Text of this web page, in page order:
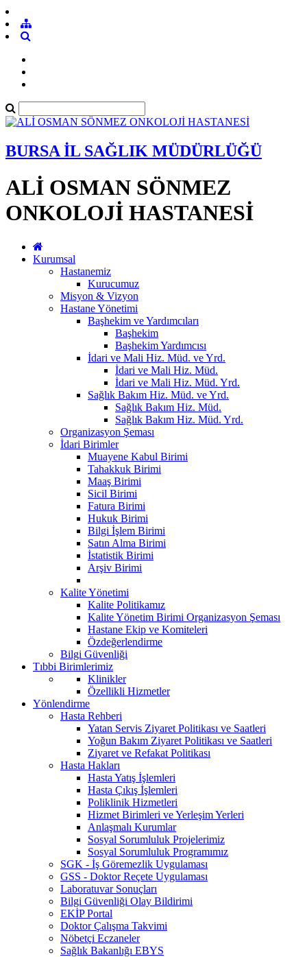
BURSA İL SAĞLIK MÜDÜRLÜĞÜ
ALİ OSMAN SÖNMEZ
ONKOLOJİ HASTANESİ
Kurumsal
Hastanemiz
Kurucumuz
Misyon & Vizyon
Hastane Yönetimi
Başhekim ve Yardımcıları
Başhekim
Başhekim Yardımcısı
İdari ve Mali Hiz. Müd. ve Yrd.
İdari ve Mali Hiz. Müd.
İdari ve Mali Hiz. Müd. Yrd.
Sağlık Bakım Hiz. Müd. ve Yrd.
Sağlık Bakım Hiz. Müd.
Sağlık Bakım Hiz. Müd. Yrd.
Organizasyon Şeması
İdari Birimler
Muayene Kabul Birimi
Tahakkuk Birimi
Maaş Birimi
Sicil Birimi
Fatura Birimi
Hukuk Birimi
Bilgi İşlem Birimi
Satın Alma Birimi
İstatistik Birimi
Arşiv Birimi
Kalite Yönetimi
Kalite Politikamız
Kalite Yönetim Birimi Organizasyon Şeması
Hastane Ekip ve Komiteleri
Özdeğerlendirme
Bilgi Güvenliği
Tıbbi Birimlerimiz
Klinikler
Özellikli Hizmetler
Yönlendirme
Hasta Rehberi
Yatan Servis Ziyaret Politikası ve Saatleri
Yoğun Bakım Ziyaret Politikası ve Saatleri
Ziyaret ve Refakat Politikası
Hasta Hakları
Hasta Yatış İşlemleri
Hasta Çıkış İşlemleri
Poliklinik Hizmetleri
Hizmet Birimleri ve Yerleşim Yerleri
Anlaşmalı Kurumlar
Sosyal Sorumluluk Projelerimiz
Sosyal Sorumluluk Programımız
SGK - İş Göremezlik Uygulaması
GSS - Doktor Reçete Uygulaması
Laboratuvar Sonuçları
Bilgi Güvenliği Olay Bildirimi
EKİP Portal
Doktor Çalışma Takvimi
Nöbetçi Eczaneler
Sağlık Bakanlığı EBYS